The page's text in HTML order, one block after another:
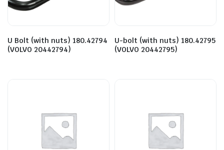
U Bolt (with nuts) 180.42794
(VOLVO 20442794)
U-bolt (with nuts) 180.42795
(VOLVO 20442795)